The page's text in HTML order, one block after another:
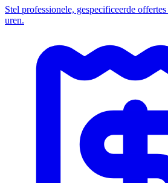
Stel professionele, gespecificeerde
uren.